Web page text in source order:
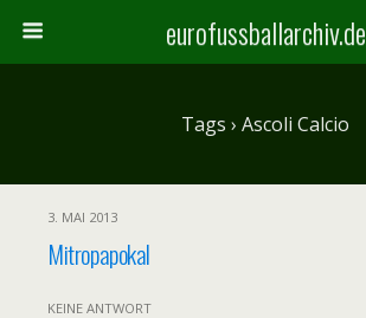
eurofussballarchiv.de
Tags › Ascoli Calcio
3. MAI 2013
Mitropapokal
KEINE ANTWORT